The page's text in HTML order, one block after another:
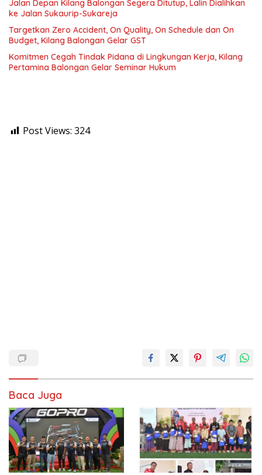
Jalan Depan Kilang Balongan Segera Ditutup, Lalin Dialihkan
ke Jalan Sukaurip-Sukareja
Targetkan Zero Accident, On Quality, On Schedule dan On
Budget, Kilang Balongan Gelar GST
Komitmen Cegah Tindak Pidana di Lingkungan Kerja, Kilang
Pertamina Balongan Gelar Seminar Hukum
Post Views: 324
Baca Juga